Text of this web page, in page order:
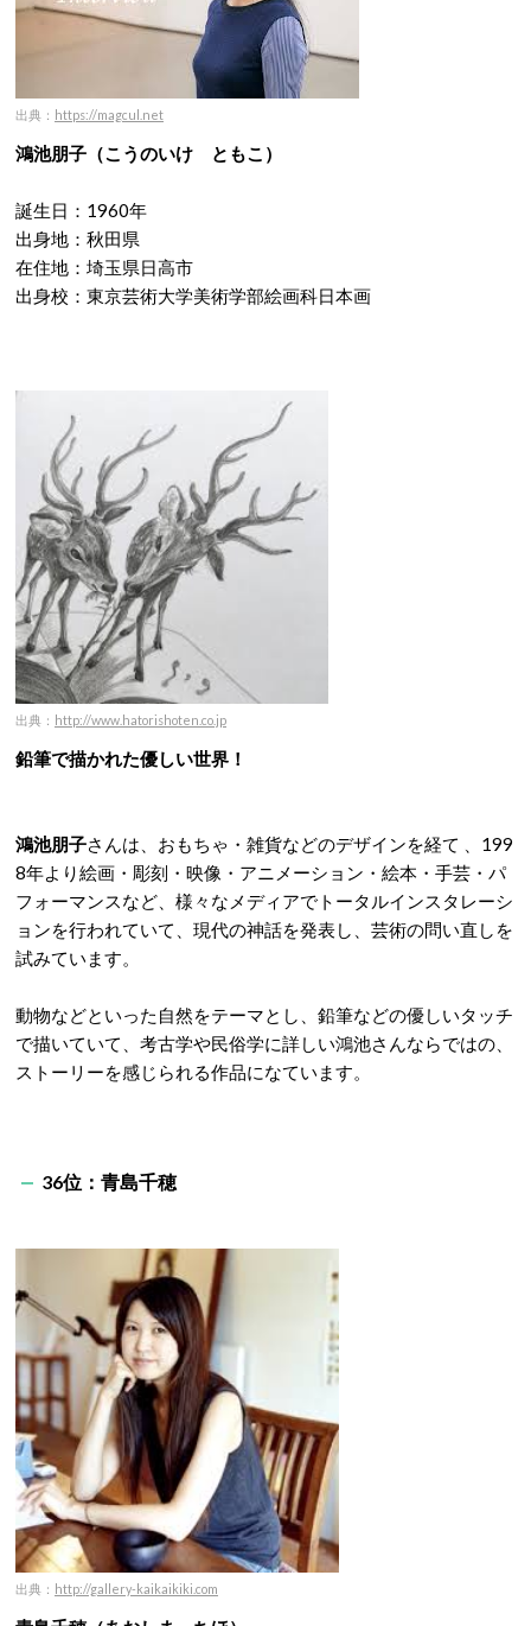
出典： https://magcul.net
鴻池朋子（こうのいけ ともこ）
誕生日：1960年
出身地：秋田県
在住地：埼玉県日高市
出身校：東京芸術大学美術学部絵画科日本画
出典： http://www.hatorishoten.co.jp
鉛筆で描かれた優しい世界！
鴻池朋子さんは、おもちゃ・雑貨などのデザインを経て 、199
8年より絵画・彫刻・映像・アニメーション・絵本・手芸・パ
フォーマンスなど、様々なメディアでトータルインスタレーシ
ョンを行われていて、現代の神話を発表し、芸術の問い直しを
試みています。
動物などといった自然をテーマとし、鉛筆などの優しいタッチ
で描いていて、考古学や民俗学に詳しい鴻池さんならではの、
ストーリーを感じられる作品になています。
36位： 青島千穂
出典： http://gallery-kaikaikiki.com